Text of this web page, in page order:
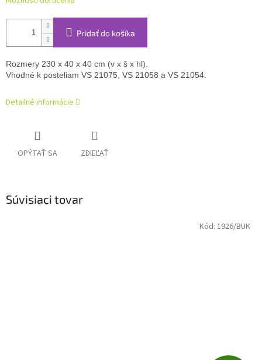
Pridať do košíka
Rozmery 230 x 40 x 40 cm (v x š x hl).
Vhodné k posteliam VS 21075, VS 21058 a VS 21054.
Detailné informácie
OPÝTAŤ SA ZDIEĽAŤ
Súvisiaci tovar
Kód: 1926/BUK